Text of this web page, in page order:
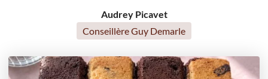
Audrey Picavet
Conseillère Guy Demarle